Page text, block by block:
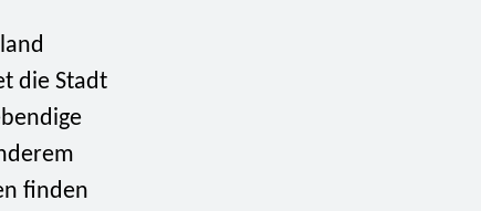
die Stadt
finden